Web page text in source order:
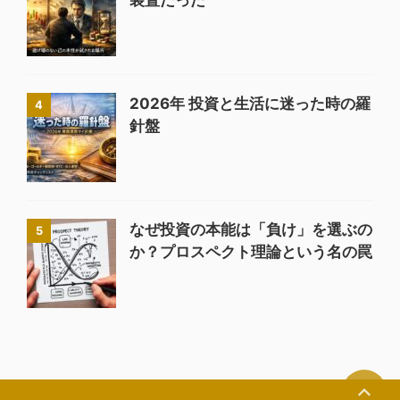
4
2026年 投資と生活に迷った時の羅
針盤
5
なぜ投資の本能は「負け」を選ぶの
か？プロスペクト理論という名の罠